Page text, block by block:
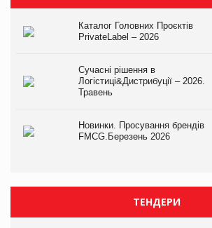
Каталог Головних Проєктів
PrivateLabel – 2026
Сучасні рішення в
Логістиці&Дистрибуції – 2026.
Травень
Новинки. Просування брендів
FMCG.Березень 2026
ТЕНДЕРИ